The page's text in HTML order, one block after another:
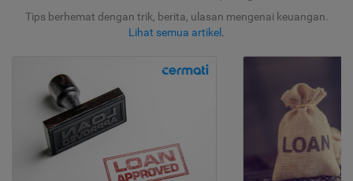
Tips berhemat dengan trik, berita, ulasan mengenai keuangan.
Lihat semua artikel .